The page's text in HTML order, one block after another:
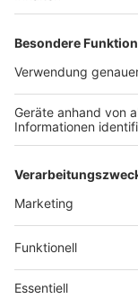
Wenn die
haben, einfach
unter Tel.
und wir freuen
Anmeldungen!
Jugendzentrum